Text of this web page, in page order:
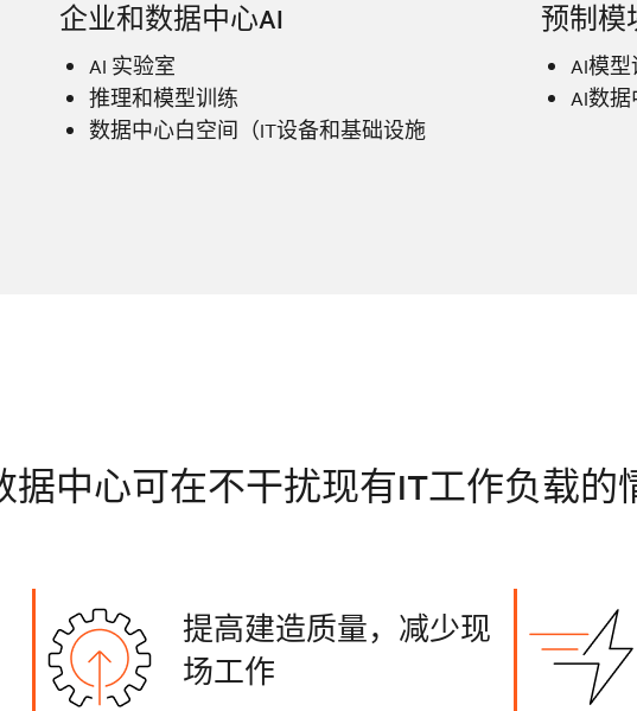
企业和数据中心AI
AI 实验室
推理和模型训练
数据中心白空间（IT设备和基础设施
预制模
AI模型
AI数
据中心可在不干扰现有IT工作负载的
提高建造质量，减少现
场工作